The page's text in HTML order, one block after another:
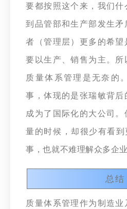
要都按照这个来，我们
到品管部和生产部发生
者（管理层）更多的希望
要以生产、销售为主。
质量体系管理是无奈的
事，体现的是张瑞敏背
成为了国际化的大公司
量的时候，却很少有看到
事，也就不难理解众多企
总结
质量体系管理作为制造